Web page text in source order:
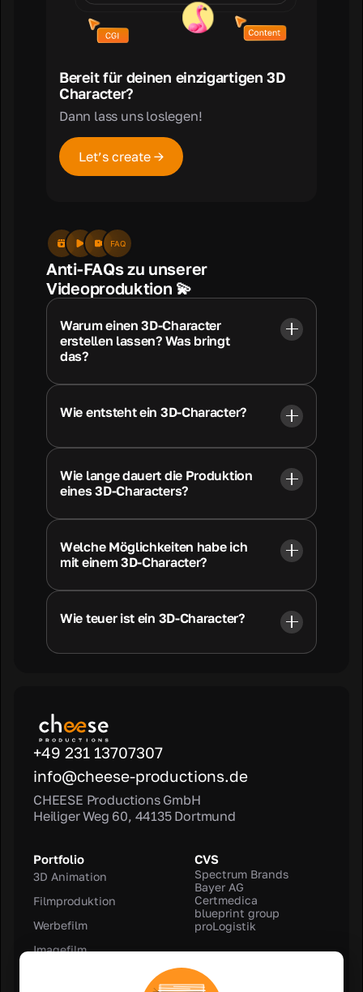
Bereit für deinen einzigartigen 3D
Character?
Dann lass uns loslegen!
Let’s create →
FAQ
Anti-FAQs zu unserer
Videoproduktion 💫
Warum einen 3D-Character
erstellen lassen? Was bringt
das?
Wie entsteht ein 3D-Character?
Wie lange dauert die Produktion
eines 3D-Characters?
Welche Möglichkeiten habe ich
mit einem 3D-Character?
Wie teuer ist ein 3D-Character?
+49 231 13707307
info@cheese-productions.de
CHEESE Productions GmbH
Heiliger Weg 60, 44135 Dortmund
Portfolio
3D Animation
Filmproduktion
Werbefilm
Imagefilm
CVS
Spectrum Brands
Bayer AG
Certmedica
blueprint group
proLogistik
Rechtliches
Impressum